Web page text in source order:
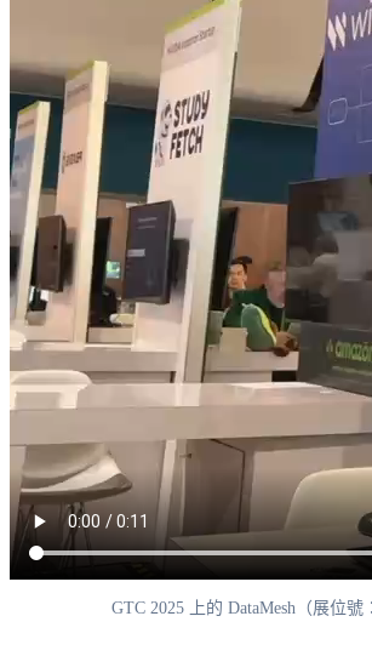
GTC 2025 上的 DataMesh（展位號